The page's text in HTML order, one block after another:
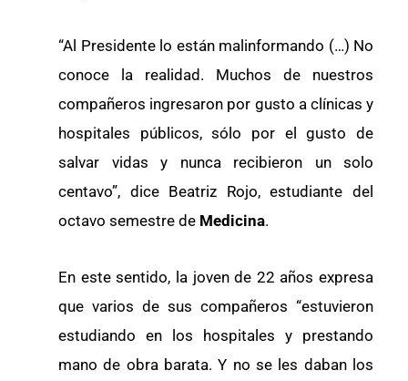
“Al Presidente lo están malinformando (…) No
conoce la realidad. Muchos de nuestros
compañeros ingresaron por gusto a clínicas y
hospitales públicos, sólo por el gusto de
salvar vidas y nunca recibieron un solo
centavo”, dice Beatriz Rojo, estudiante del
octavo semestre de Medicina.
En este sentido, la joven de 22 años expresa
que varios de sus compañeros “estuvieron
estudiando en los hospitales y prestando
mano de obra barata. Y no se les daban los